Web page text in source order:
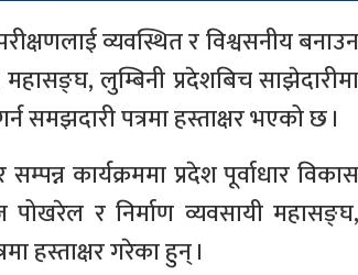
व्यवस्थित र विश्वसनीय बनाउन
महासङ्घ, लुम्बिनी प्रदेशबिच साझेदारीमा
समझदारी पत्रमा हस्ताक्षर भएको छ ।
कार्यक्रममा प्रदेश पूर्वाधार विकास
पोखरेल र निर्माण व्यवसायी महासङ्घ,
हस्ताक्षर गरेका हुन् ।